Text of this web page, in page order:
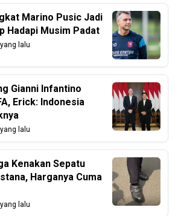
Marino Pusic Jadi
Hadapi Musim Padat
lalu
Gianni Infantino
Erick: Indonesia
lalu
Kenakan Sepatu
Harganya Cuma
lalu